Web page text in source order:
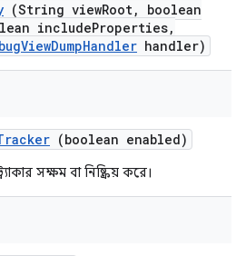
(String viewRoot,
boolean
includeProperties,
ViewDumpHandler handler)
(boolean enabled)
সক্ষম বা নিষ্ক্রিয় করে।